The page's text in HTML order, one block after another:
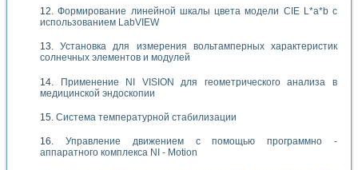
Формирование линейной шкалы цвета модели CIE L*a*b с
использованием LabVIEW
Установка для измерения вольтамперных характеристик
солнечных элементов и модулей
Применение NI VISION для геометрического анализа в
медицинской эндоскопии
Система температурной стабилизации
Управление движением с помощью программно -
аппаратного комплекса NI - Motion